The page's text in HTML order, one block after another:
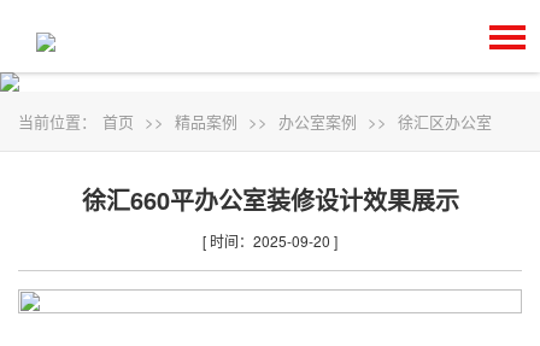
当前位置： 首页 >> 精品案例 >> 办公室案例 >> 徐汇区办公室
徐汇660平办公室装修设计效果展示
[ 时间：2025-09-20 ]